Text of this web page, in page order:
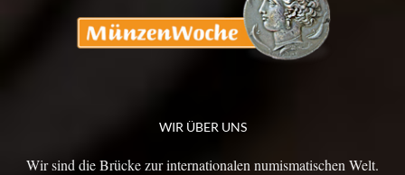
WIR ÜBER UNS
Wir sind die Brücke zur internationalen numismatischen Welt.